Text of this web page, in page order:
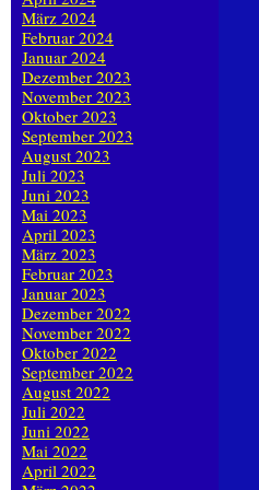
März 2024
Februar 2024
Januar 2024
Dezember 2023
November 2023
Oktober 2023
September 2023
August 2023
Juli 2023
Juni 2023
Mai 2023
April 2023
März 2023
Februar 2023
Januar 2023
Dezember 2022
November 2022
Oktober 2022
September 2022
August 2022
Juli 2022
Juni 2022
Mai 2022
April 2022